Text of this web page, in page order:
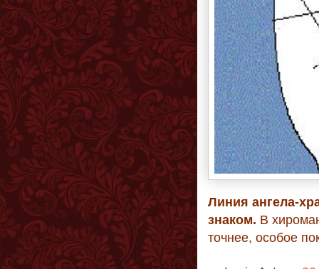
Линия ангела-
знаком. В
точнее, особое